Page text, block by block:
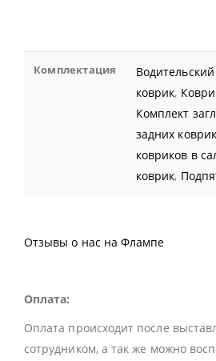
Комплектация
коврик,
Комплект
задних
ковриков в
коврик,
Отзывы о нас на Флампе
Оплата:
Оплата происходит после
сотрудником, а так же можно